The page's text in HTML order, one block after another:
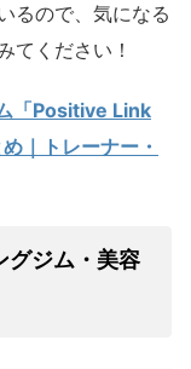
るので、気になる
てください！
「Positive Link
｜トレーナー・
グジム・美容